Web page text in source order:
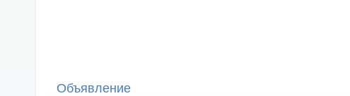
Объявление